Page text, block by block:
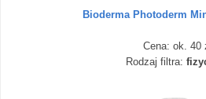
Bioderma Photoderm
Cena: ok. 40
Rodzaj filtra: